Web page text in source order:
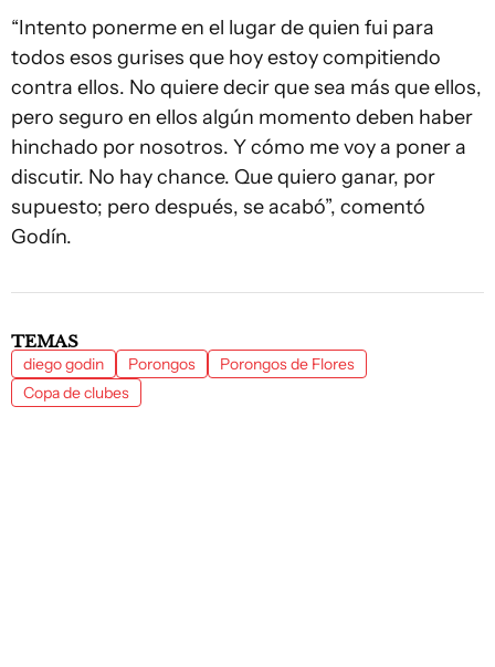
“Intento ponerme en el lugar de quien fui para
todos esos gurises que hoy estoy compitiendo
contra ellos. No quiere decir que sea más que ellos,
pero seguro en ellos algún momento deben haber
hinchado por nosotros. Y cómo me voy a poner a
discutir. No hay chance. Que quiero ganar, por
supuesto; pero después, se acabó”, comentó
Godín.
TEMAS
diego godin Porongos
Porongos de Flores
Copa de clubes